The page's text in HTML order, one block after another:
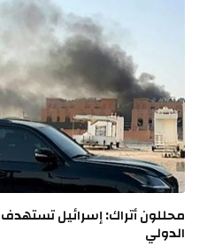
محللون أتراك: إسرائيل
الدولي